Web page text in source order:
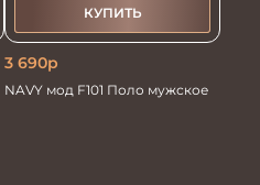
КУПИТЬ
3 690р
NAVY мод F101 Поло мужское